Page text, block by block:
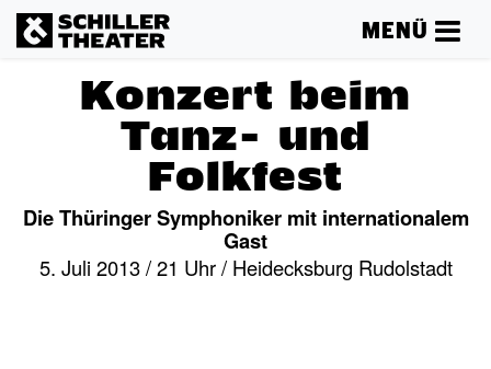
MENÜ
Konzert beim
Tanz- und
Folkfest
Die Thüringer Symphoniker mit internationalem
Gast
5. Juli 2013 / 21 Uhr / Heidecksburg Rudolstadt